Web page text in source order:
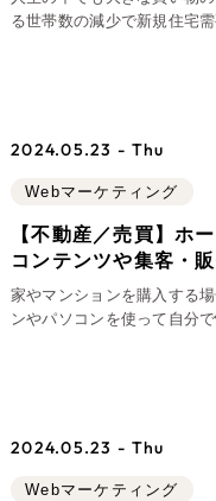
る世帯数の減少で新規住宅
2024.05.23 - Thu
Webマーケティング
【不動産／売買】ホ
コンテンツや集客・
家やマンションを購入する
ンやパソコンを使って自分
2024.05.23 - Thu
Webマーケティング